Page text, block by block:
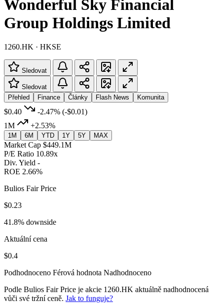
Wonderful Sky Financial
Group Holdings Limited
1260.HK · HKSE
Sledovat
Sledovat
Přehled
Finance Články Flash News Komunita
$0.40 -2.47% (-$0.01)
1M
+2.53%
1M 6M YTD 1Y 5Y MAX
Market Cap $449.1M
P/E Ratio 10.89x
Div. Yield -
ROE 2.66%
Bulios Fair Price
$0.23
41.8% downside
Aktuální cena
$0.4
Podhodnoceno Férová hodnota Nadhodnoceno
Podle Bulios Fair Price je akcie 1260.HK aktuálně nadhodnocená
vůči své tržní ceně. Jak to funguje?